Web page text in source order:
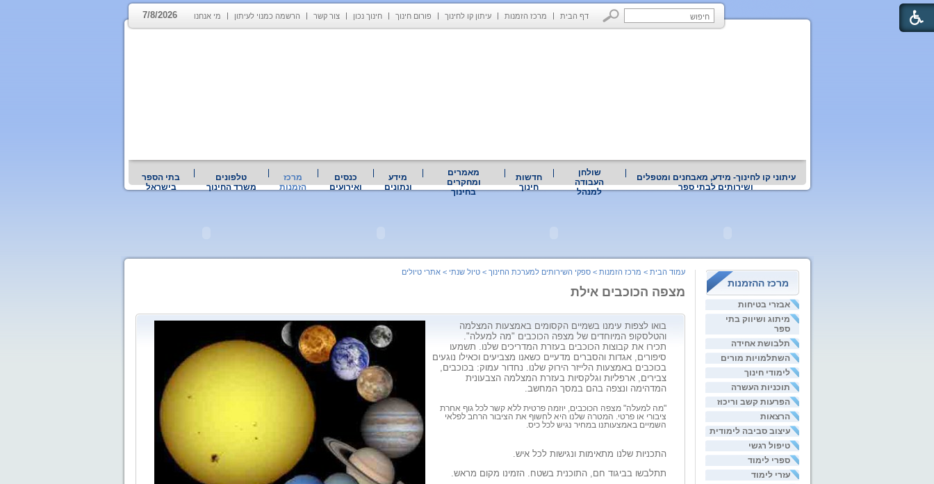
דף הבית מרכז הזמנות עיתון קו לחינוך פורום חינוך חינוך נכון צור קשר הרשמה כמנוי לעיתון מי אנחנו 7/8/2026
עיתוני קו לחינוך- מידע, מאבחנים ומטפלים
ושירותים לבתי ספר
שולחן
העבודה
למנהל
חדשות
חינוך
מאמרים
ומחקרים
בחינוך
מידע
ונתונים
כנסים
ואירועים
מרכז
הזמנות
טלפונים
משרד החינוך
בתי הספר
בישראל
מרכז ההזמנות
אבזרי בטיחות
מיתוג ושיווק בתי
ספר
תלבושת אחידה
השתלמויות מורים
לימודי חינוך
תוכניות העשרה
הפרעות קשב וריכוז
הרצאות
עיצוב סביבה לימודית
טיפול רגשי
ספרי לימוד
עזרי לימוד
עמוד הבית > מרכז הזמנות > ספקי השירותים למערכת החינוך > טיול שנתי > אתרי טיולים
מצפה הכוכבים אילת
בואו לצפות עימנו בשמיים הקסומים באמצעות המצלמה
והטלסקופ המיוחדים של מצפה הכוכבים "מה למעלה".
תכירו את קבוצות הכוכבים בעזרת המדריכים שלנו. תשמעו
סיפורים, אגדות והסברים מדעיים כשאנו מצביעים וכאילו נוגעים
בכוכבים באמצעות הלייזר הירוק שלנו. נחדור עמוק: בכוכבים,
צבירים, ארפליות וגלקסיות בעזרת המצלמה הצבעונית
המדהימה ונצפה בהם במסך המחשב.
"מה למעלה" מצפה הכוכבים, יוזמה פרטית ללא קשר לכל גוף אחרת
ציבורי או פרטי. המטרה שלנו היא לחשוף את הציבור הרחב לפלאי
השמיים באמצעותנו במחיר נגיש לכל כיס.
התכניות שלנו מתאימות ונגישות לכל איש.
תתלבשו בביגוד חם, התוכנית בשטח. הזמינו מקום מראש.